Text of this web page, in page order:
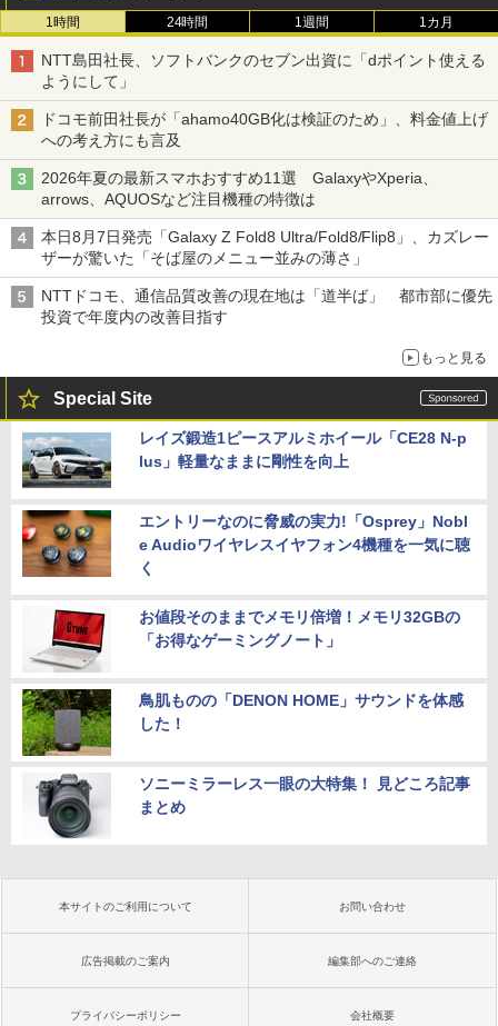
1時間 24時間 1週間 1カ月
NTT島田社長、ソフトバンクのセブン出資に「dポイント使える
ようにして」
ドコモ前田社長が「ahamo40GB化は検証のため」、料金値上げ
への考え方にも言及
2026年夏の最新スマホおすすめ11選 GalaxyやXperia、
arrows、AQUOSなど注目機種の特徴は
本日8月7日発売「Galaxy Z Fold8 Ultra/Fold8/Flip8」、カズレー
ザーが驚いた「そば屋のメニュー並みの薄さ」
NTTドコモ、通信品質改善の現在地は「道半ば」 都市部に優先
投資で年度内の改善目指す
もっと見る
Special Site
レイズ鍛造1ピースアルミホイール「CE28 N-p
lus」軽量なままに剛性を向上
エントリーなのに脅威の実力!「Osprey」Nobl
e Audioワイヤレスイヤフォン4機種を一気に聴
く
お値段そのままでメモリ倍増！メモリ32GBの
「お得なゲーミングノート」
鳥肌ものの「DENON HOME」サウンドを体感
した！
ソニーミラーレス一眼の大特集！ 見どころ記事
まとめ
本サイトのご利用について お問い合わせ
広告掲載のご案内 編集部へのご連絡
プライバシーポリシー 会社概要